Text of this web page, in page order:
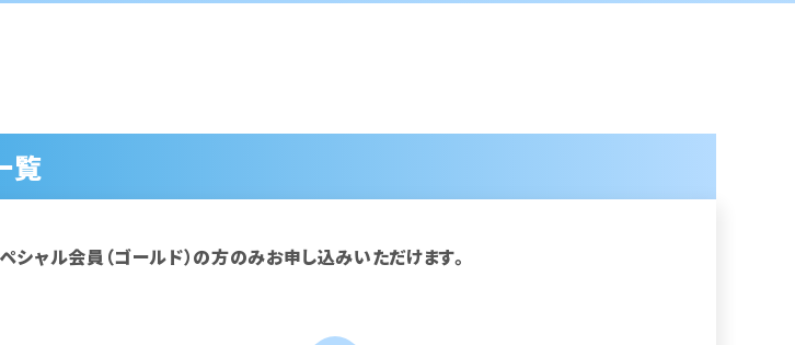
覧
ャル会員（ゴールド）の方のみお申し込みいただけます。